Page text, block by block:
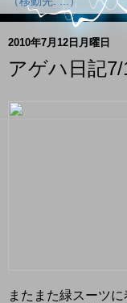
2010年7月12日月曜日
アゲハ日記7/
またまた緑スーツに